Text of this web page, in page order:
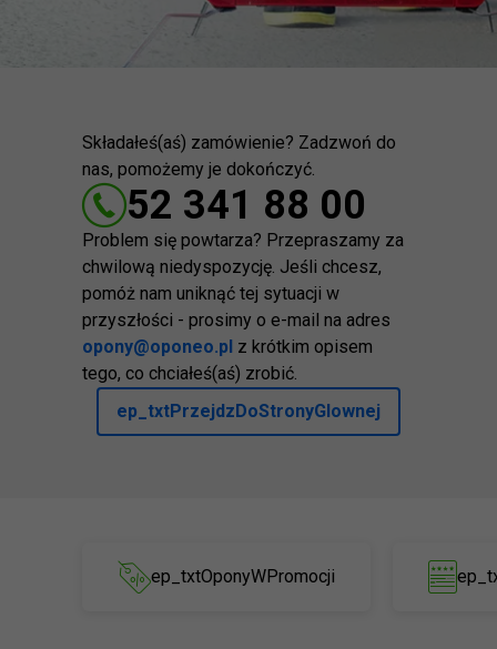
Składałeś(aś) zamówienie? Zadzwoń do
nas, pomożemy je dokończyć.
52 341 88 00
Problem się powtarza? Przepraszamy za
chwilową niedyspozycję. Jeśli chcesz,
pomóż nam uniknąć tej sytuacji w
przyszłości - prosimy o e-mail na adres
opony@oponeo.pl z krótkim opisem
tego, co chciałeś(aś) zrobić.
ep_txtPrzejdzDoStronyGlownej
ep_txtOponyWPromocji